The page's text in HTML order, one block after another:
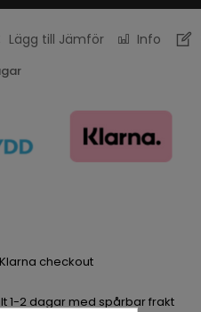
Lägg till Jämför Info
checkout
1-2 dagar med spårbar frakt